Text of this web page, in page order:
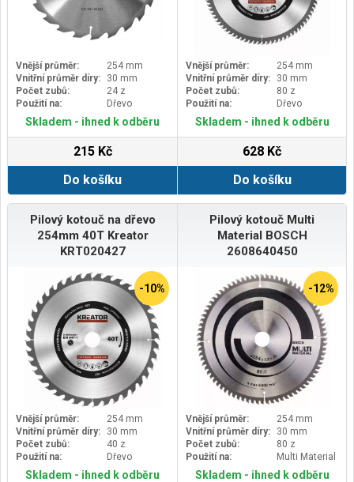
Vnější průměr:
254 mm
Vnitřní průměr díry:
30 mm
Počet zubů:
24 z
Použití na:
Dřevo
Skladem - ihned k odběru
215 Kč
Do košíku
Vnější průměr:
254 mm
Vnitřní průměr díry:
30 mm
Počet zubů:
80 z
Použití na:
Dřevo
Skladem - ihned k odběru
628 Kč
Do košíku
Pilový kotouč na dřevo
254mm 40T Kreator
KRT020427
-10%
Vnější průměr:
254 mm
Vnitřní průměr díry:
30 mm
Počet zubů:
40 z
Použití na:
Dřevo
Skladem - ihned k odběru
Pilový kotouč Multi
Material BOSCH
2608640450
-12%
Vnější průměr:
254 mm
Vnitřní průměr díry:
30 mm
Počet zubů:
80 z
Použití na:
Multi Material
Skladem - ihned k odběru